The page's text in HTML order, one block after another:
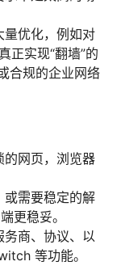
量优化，例如对
正实现“翻墙”的
合规的企业网络
的网页，浏览器
或需要稳定的解
更稳妥。
商、协议、以
等功能。